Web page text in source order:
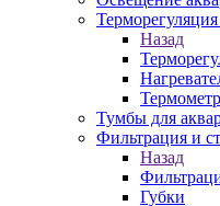
Назад
Тумбы для
Фильтрация и
Назад
Губки